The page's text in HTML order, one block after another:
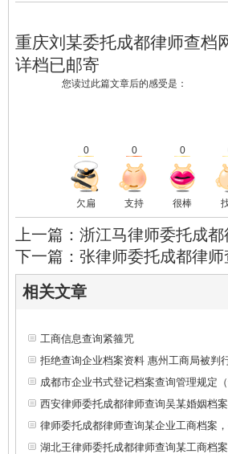
重庆刘某委托成都律师查档
详档已邮寄
您读过此篇文章后的感受是：
0 0 0
欠扁 支持 很棒
上一篇：浙江马律师委托成
下一篇：张律师委托成都律
相关文章
工商信息查询紧箍咒
拒绝查询企业档案资料 惠州工商局被判
成都市企业书式登记档案查询管理规定（
西安律师委托成都律师查询吴某婚姻档案
律师委托成都律师查询某企业工商档案
湖北王律师委托成都律师查询某工商档案